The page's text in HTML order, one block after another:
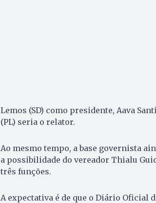
Lemos (SD) como presidente, Aava
(PL) seria o relator.
Ao mesmo tempo, a base governista
a possibilidade do vereador Thialu
três funções.
A expectativa é de que o Diário Oficial